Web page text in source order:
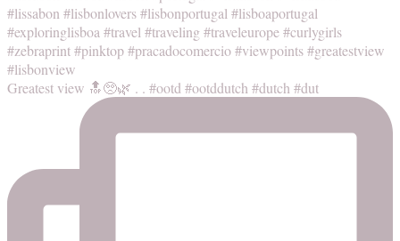
Greatest view 🔝🥺🌿 . . #ootd #ootddutch #dutch #dut